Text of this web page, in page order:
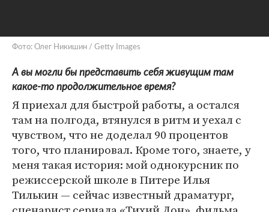
Фото: Олег Никишин / Getty Images
А вы могли бы представить себя живущим там
какое-то продолжительное время?
Я приехал для быстрой работы, а остался
там на полгода, втянулся в ритм и уехал с
чувством, что не доделал 90 процентов
того, что планировал. Кроме того, знаете, у
меня такая история: мой однокурсник по
режиссерской школе в Питере Илья
Тилькин — сейчас известный драматург,